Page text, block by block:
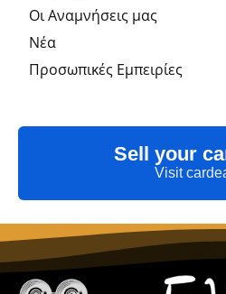
Οι Αναμνήσεις μας
Νέα
Προσωπικές Εμπειρίες
Sell your
Visit